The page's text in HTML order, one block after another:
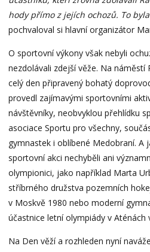
hody přímo z jejích ochozů. To
pochvaloval si hlavní organizátor
O sportovní výkony však nebyli
nezdolávali zdejší věže. Na náměstí
celý den připravený bohatý
provedl zajímavými sportovními
návštěvníky, neobvyklou přehlídku
asociace Sportu pro všechny,
gymnastek i oblíbené Medobraní. A
sportovní akci nechyběli ani
olympionici, jako například Marta
stříbrného družstva pozemních
v Moskvě 1980 nebo moderní
účastnice letní olympiády v Aténách
Na Den věží a rozhleden nyní